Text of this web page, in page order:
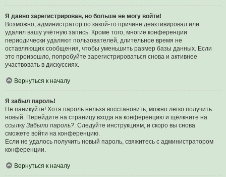
Я давно зарегистрирован, но больше не могу войти!
Возможно, администратор по какой-то причине деактивировал или
удалил вашу учётную запись. Кроме того, многие конференции
периодически удаляют пользователей, длительное время не
оставляющих сообщения, чтобы уменьшить размер базы данных. Если
это произошло, попробуйте зарегистрироваться снова и активнее
участвовать в дискуссиях.
Вернуться к началу
Я забыл пароль!
Не паникуйте! Хотя пароль нельзя восстановить, можно легко получить
новый. Перейдите на страницу входа на конференцию и щёлкните на
ссылку Забыли пароль?. Следуйте инструкциям, и скоро вы снова
сможете войти на конференцию.
Если не удалось получить новый пароль, свяжитесь с администратором
конференции.
Вернуться к началу